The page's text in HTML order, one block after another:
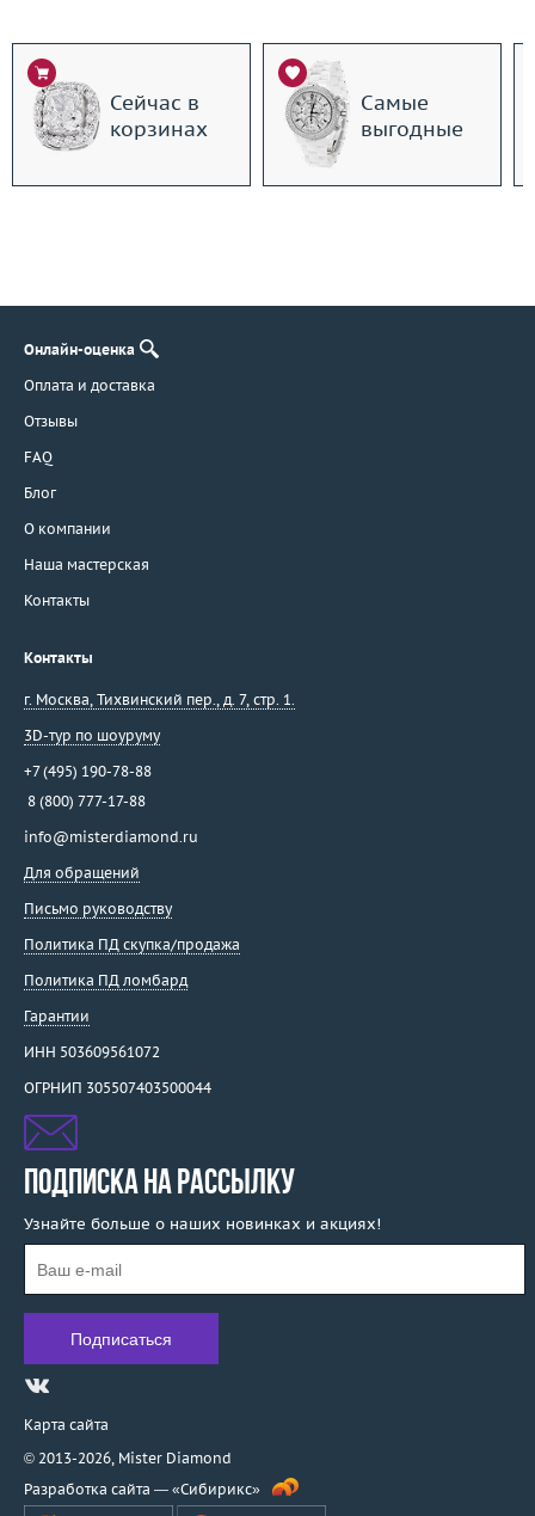
Сейчас в
корзинах
Самые
выгодные
Онлайн-оценка
Оплата и доставка
Отзывы
FAQ
Блог
О компании
Наша мастерская
Контакты
Контакты
г. Москва, Тихвинский пер., д. 7, стр. 1.
3D-тур по шоуруму
+7 (495) 190-78-88
8 (800) 777-17-88
info@misterdiamond.ru
Для обращений
Письмо руководству
Политика ПД скупка/продажа
Политика ПД ломбард
Гарантии
ИНН 503609561072
ОГРНИП 305507403500044
ПОДПИСКА НА РАССЫЛКУ
Узнайте больше о наших новинках и акциях!
Карта сайта
© 2013-2026, Mister Diamond
Разработка сайта — «Сибирикс»